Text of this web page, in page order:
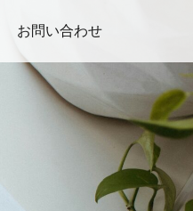
お問い合わせ